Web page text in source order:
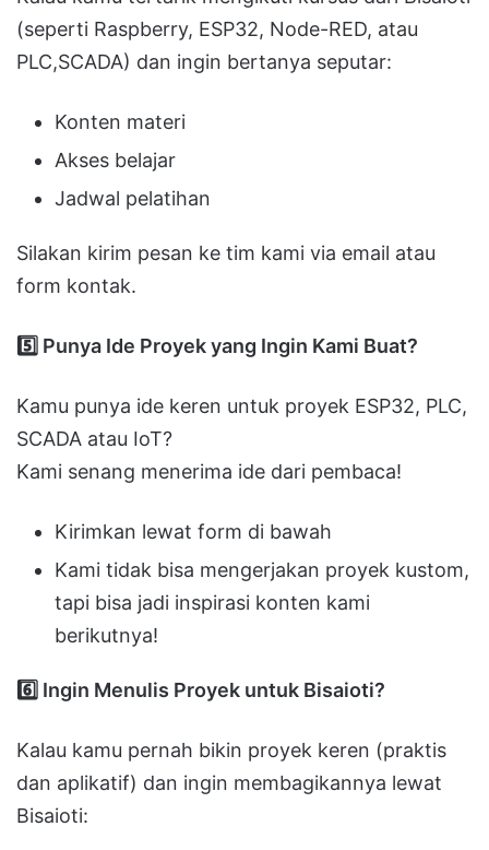
(seperti Raspberry, ESP32, Node-RED, atau
PLC,SCADA) dan ingin bertanya seputar:
Konten materi
Akses belajar
Jadwal pelatihan
Silakan kirim pesan ke tim kami via email atau
form kontak.
5️ Punya Ide Proyek yang Ingin Kami Buat?
Kamu punya ide keren untuk proyek ESP32, PLC,
SCADA atau IoT?
Kami senang menerima ide dari pembaca!
Kirimkan lewat form di bawah
Kami tidak bisa mengerjakan proyek kustom,
tapi bisa jadi inspirasi konten kami
berikutnya!
6️ Ingin Menulis Proyek untuk Bisaioti?
Kalau kamu pernah bikin proyek keren (praktis
dan aplikatif) dan ingin membagikannya lewat
Bisaioti: